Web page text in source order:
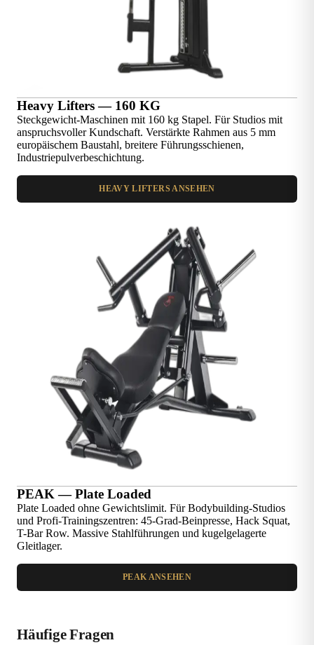
Heavy Lifters — 160 KG
Steckgewicht-Maschinen mit 160 kg Stapel. Für Studios mit
anspruchsvoller Kundschaft. Verstärkte Rahmen aus 5 mm
europäischem Baustahl, breitere Führungsschienen,
Industriepulverbeschichtung.
HEAVY LIFTERS ANSEHEN
PEAK — Plate Loaded
Plate Loaded ohne Gewichtslimit. Für Bodybuilding-Studios
und Profi-Trainingszentren: 45-Grad-Beinpresse, Hack Squat,
T-Bar Row. Massive Stahlführungen und kugelgelagerte
Gleitlager.
PEAK ANSEHEN
Häufige Fragen